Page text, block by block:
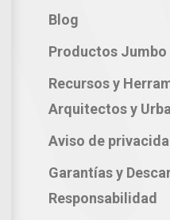
Blog
Productos Jumbo
Recursos y
Arquitectos y
Aviso de
Garantías y
Responsabilidad